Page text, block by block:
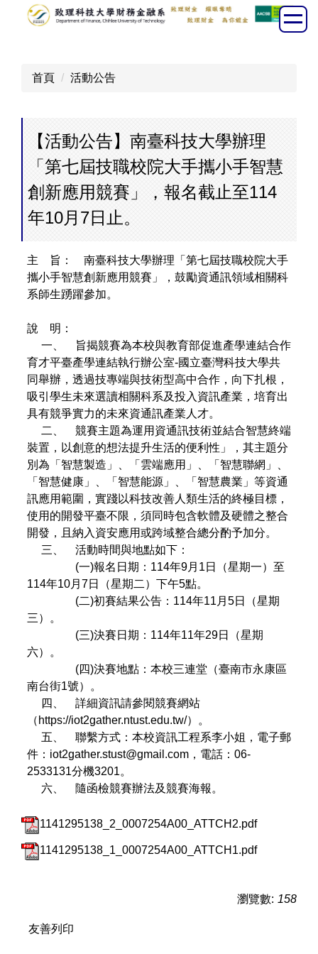
首頁 活動公告
【活動公告】南臺科技大學辦理
「第七屆技職校院大手攜小手智慧
創新應用競賽」，報名截止至114
年10月7日止。
主 旨： 南臺科技大學辦理「第七屆技職校院大手
攜小手智慧創新應用競賽」，鼓勵資通訊領域相關科
系師生踴躍參加。
說 明：
一、 旨揭競賽為本校與教育部促進產學連結合作
育才平臺產學連結執行辦公室-國立臺灣科技大學共
同舉辦，透過技專端與技術型高中合作，向下扎根，
吸引學生未來選讀相關科系及投入資訊產業，培育出
具有競爭實力的未來資通訊產業人才。
二、 競賽主題為運用資通訊技術並結合智慧終端
裝置，以創意的想法提升生活的便利性」，其主題分
別為「智慧製造」、「雲端應用」、「智慧聯網」、
「智慧健康」、「智慧能源」、「智慧農業」等資通
訊應用範圍，實踐以科技改善人類生活的終極目標，
使用的開發平臺不限，須同時包含軟體及硬體之整合
開發，且納入資安應用或跨域整合總分酌予加分。
三、 活動時間與地點如下：
(一)報名日期：114年9月1日（星期一）至
114年10月7日（星期二）下午5點。
(二)初賽結果公告：114年11月5日（星期
三）。
(三)決賽日期：114年11年29日（星期
六）。
(四)決賽地點：本校三連堂（臺南市永康區
南台街1號）。
四、 詳細資訊請參閱競賽網站
（https://iot2gather.ntust.edu.tw/）。
五、 聯繫方式：本校資訊工程系李小姐，電子郵
件：iot2gather.stust@gmail.com，電話：06-
2533131分機3201。
六、 隨函檢競賽辦法及競賽海報。
1141295138_2_0007254A00_ATTCH2.pdf
1141295138_1_0007254A00_ATTCH1.pdf
瀏覽數: 158
友善列印